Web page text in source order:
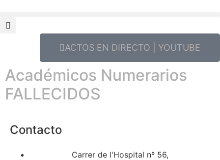
ACTOS EN DIRECTO | YOUTUBE
Académicos Numerarios
FALLECIDOS
Contacto
Carrer de l'Hospital nº 56,